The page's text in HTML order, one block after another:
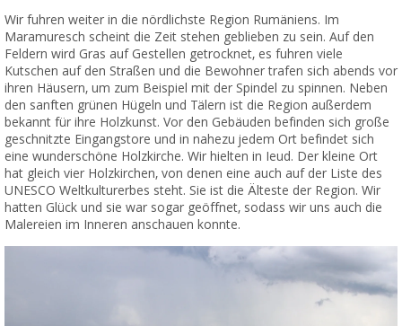
Wir fuhren weiter in die nördlichste Region Rumäniens. Im
Maramuresch scheint die Zeit stehen geblieben zu sein. Auf den
Feldern wird Gras auf Gestellen getrocknet, es fuhren viele
Kutschen auf den Straßen und die Bewohner trafen sich abends vor
ihren Häusern, um zum Beispiel mit der Spindel zu spinnen. Neben
den sanften grünen Hügeln und Tälern ist die Region außerdem
bekannt für ihre Holzkunst. Vor den Gebäuden befinden sich große
geschnitzte Eingangstore und in nahezu jedem Ort befindet sich
eine wunderschöne Holzkirche. Wir hielten in Ieud. Der kleine Ort
hat gleich vier Holzkirchen, von denen eine auch auf der Liste des
UNESCO Weltkulturerbes steht. Sie ist die Älteste der Region. Wir
hatten Glück und sie war sogar geöffnet, sodass wir uns auch die
Malereien im Inneren anschauen konnte.